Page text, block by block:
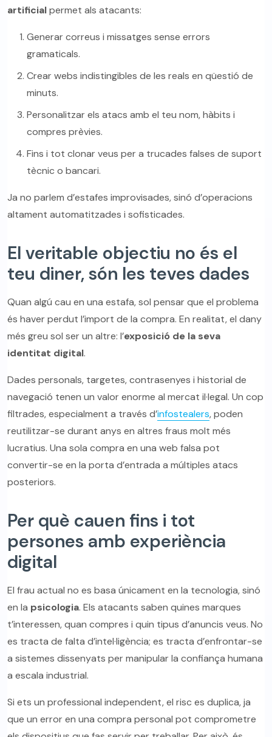
artificialpermet als atacants:
Generar correus i missatges sense errors
gramaticals.
Crear webs indistingibles de les reals en qüestió de
minuts.
Personalitzar els atacs amb el teu nom, hàbits i
compres prèvies.
Fins i tot clonar veus per a trucades falses de suport
tècnic o bancari.
Ja no parlem d’estafes improvisades, sinó d’operacions
altament automatitzades i sofisticades.
El veritable objectiu no és el
teu diner, són les teves dades
Quan algú cau en una estafa, sol pensar que el problema
és haver perdut l’import de la compra. En realitat, el dany
més greu sol ser un altre: l’exposició de la seva
identitat digital.
Dades personals, targetes, contrasenyes i historial de
navegació tenen un valor enorme al mercat il·legal. Un cop
filtrades, especialment a través d’infostealers, poden
reutilitzar-se durant anys en altres fraus molt més
lucratius. Una sola compra en una web falsa pot
convertir-se en la porta d’entrada a múltiples atacs
posteriors.
Per què cauen fins i tot
persones amb experiència
digital
El frau actual no es basa únicament en la tecnologia, sinó
en la psicologia. Els atacants saben quines marques
t’interessen, quan compres i quin tipus d’anuncis veus. No
es tracta de falta d’intel·ligència; es tracta d’enfrontar-se
a sistemes dissenyats per manipular la confiança humana
a escala industrial.
Si ets un professional independent, el risc es duplica, ja
que un error en una compra personal pot comprometre